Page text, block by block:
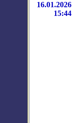
16.01.2026
15:44